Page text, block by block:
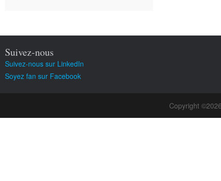
Suivez-nous
Suivez-nous sur LinkedIn
Soyez fan sur Facebook
Copyright